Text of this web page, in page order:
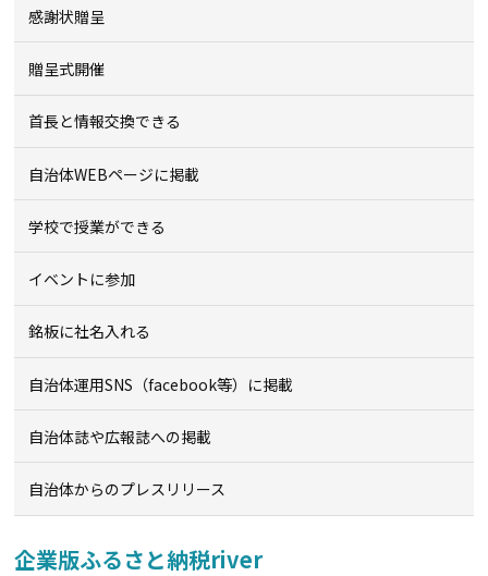
感謝状贈呈
贈呈式開催
首長と情報交換できる
自治体WEBページに掲載
学校で授業ができる
イベントに参加
銘板に社名入れる
自治体運用SNS（facebook等）に掲載
自治体誌や広報誌への掲載
自治体からのプレスリリース
企業版ふるさと納税river